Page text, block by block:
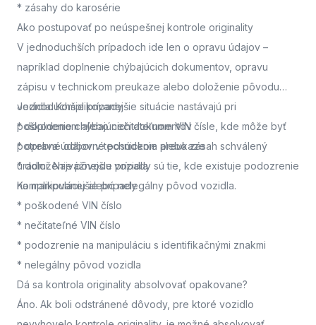
* zásahy do karosérie
Ako postupovať po neúspešnej kontrole originality
V jednoduchších prípadoch ide len o opravu údajov –
napríklad doplnenie chýbajúcich dokumentov, opravu
zápisu v technickom preukaze alebo doloženie pôvodu
vozidla. Komplikovanejšie situácie nastávajú pri
poškodenom alebo nečitateľnom VIN čísle, kde môže byť
potrebné odborné posúdenie alebo zásah schválený
úradmi. Najvážnejšie prípady sú tie, kde existuje podozrenie
na manipuláciu alebo nelegálny pôvod vozidla.
Jednoduchšie prípady
* doplnenie chýbajúcich dokumentov
* oprava údajov v technickom preukaze
* doloženie pôvodu vozidla
Komplikovanejšie prípady
* poškodené VIN číslo
* nečitateľné VIN číslo
* podozrenie na manipuláciu s identifikačnými znakmi
* nelegálny pôvod vozidla
Dá sa kontrola originality absolvovať opakovane?
Áno. Ak boli odstránené dôvody, pre ktoré vozidlo